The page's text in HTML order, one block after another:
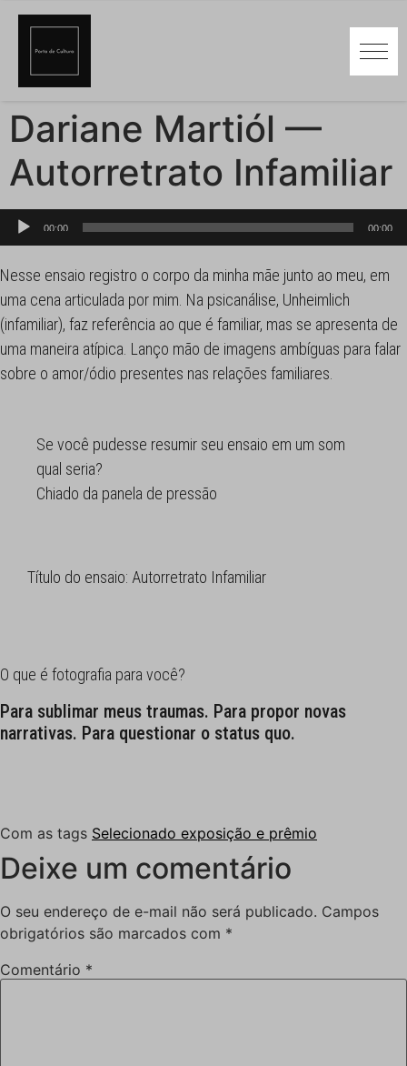
Dariane Martiól —
Autorretrato Infamiliar
Tocador
de
00:00 00:00
Nesse ensaio registro o corpo da minha mãe junto ao meu, em
uma cena articulada por mim. Na psicanálise, Unheimlich
(infamiliar), faz referência ao que é familiar, mas se apresenta de
uma maneira atípica. Lanço mão de imagens ambíguas para falar
sobre o amor/ódio presentes nas relações familiares.
Se você pudesse resumir seu ensaio em um som
qual seria?
Chiado da panela de pressão
Título do ensaio: Autorretrato Infamiliar
O que é fotografia para você?
Para sublimar meus traumas. Para propor novas
narrativas. Para questionar o status quo.
Com as tags Selecionado exposição e prêmio
Deixe um comentário
O seu endereço de e-mail não será publicado. Campos
obrigatórios são marcados com *
Comentário *